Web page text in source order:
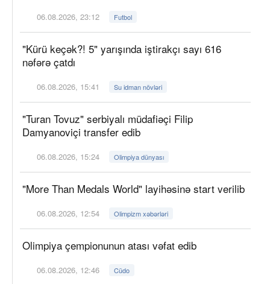
06.08.2026, 23:12 Futbol
"Kürü keçək?! 5" yarışında iştirakçı sayı 616
nəfərə çatdı
06.08.2026, 15:41 Su idman növləri
"Turan Tovuz" serbiyalı müdafiəçi Filip
Damyanoviçi transfer edib
06.08.2026, 15:24 Olimpiya dünyası
"More Than Medals World" layihəsinə start verilib
06.08.2026, 12:54 Olimpizm xəbərləri
Olimpiya çempionunun atası vəfat edib
06.08.2026, 12:46 Cüdo